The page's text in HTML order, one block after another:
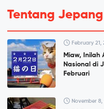
Tentang
February 21,
Miaw, Inilah
Nasional di
Februari
November 8,